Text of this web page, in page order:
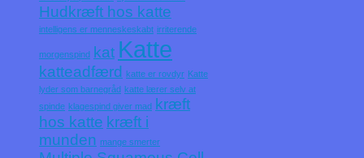
Hudkræft hos katte
intelligens er menneskeskabt irriterende
morgenspind kat Katte
katteadfærd katte er rovdyr Katte
lyder som barnegråd katte lærer selv at
spinde klagespind giver mad kræft
hos katte kræft i
munden mange smerter